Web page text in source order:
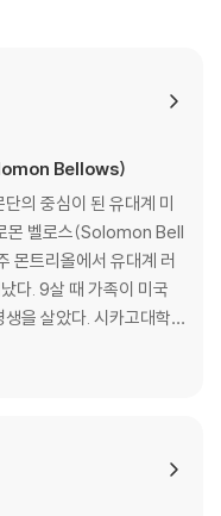
Bellows)
의 중심이 된 유대계 미
몬 벨로스(Solomon Bell
몬트리올에서 유대계 러
다. 9살 때 가족이 미국
을 살았다. 시카고대학
졸업했다. 1962년부터
외에도 미네소타·프린